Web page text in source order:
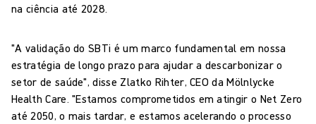
na ciência até 2028.
"A validação do SBTi é um marco fundamental em nossa
estratégia de longo prazo para ajudar a descarbonizar o
setor de saúde", disse Zlatko Rihter, CEO da Mölnlycke
Health Care. "Estamos comprometidos em atingir o Net Zero
até 2050, o mais tardar, e estamos acelerando o processo